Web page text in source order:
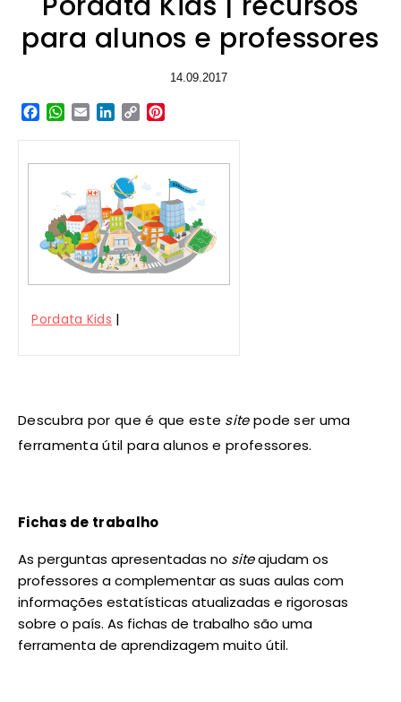
para alunos e professores
14.09.2017
Facebook
WhatsApp
EmailLinkedIn
Copy
Pordata Kids |
Descubra por que é que este sitepode ser uma
ferramenta útil para alunos e professores.
Fichas de trabalho
As perguntas apresentadas no siteajudam os
professores a complementar as suas aulas com
informações estatísticas atualizadas e rigorosas
sobre o país. As fichas de trabalho são uma
ferramenta de aprendizagem muito útil.